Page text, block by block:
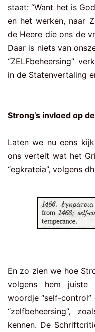
staat: “Want het is
en het werken, naar
de Heere die ons de
Daar is niets van
“ZELFbeheersing”
in de Statenvertaling
Strong’s invloed op
Laten we nu eens
ons vertelt wat het
“egkrateia”, volgens
En zo zien we hoe
volgens hem juiste
woordje “self-
“zelfbeheersing”,
kennen. De